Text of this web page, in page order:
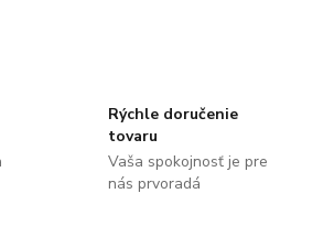
Rýchle doručenie
tovaru
Vaša spokojnosť je pre
nás prvoradá